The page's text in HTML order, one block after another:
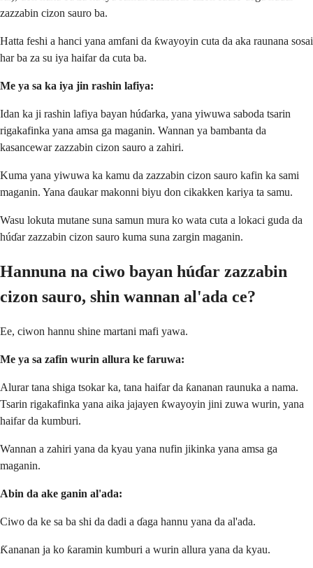
zazzabin cizon sauro ba.
Hatta feshi a hanci yana amfani da ƙwayoyin cuta da aka raunana sosai
har ba za su iya haifar da cuta ba.
Me ya sa ka iya jin rashin lafiya:
Idan ka ji rashin lafiya bayan húɗarka, yana yiwuwa saboda tsarin
rigakafinka yana amsa ga maganin. Wannan ya bambanta da
kasancewar zazzabin cizon sauro a zahiri.
Kuma yana yiwuwa ka kamu da zazzabin cizon sauro kafin ka sami
maganin. Yana ɗaukar makonni biyu don cikakken kariya ta samu.
Wasu lokuta mutane suna samun mura ko wata cuta a lokaci guda da
húɗar zazzabin cizon sauro kuma suna zargin maganin.
Hannuna na ciwo bayan húɗar zazzabin
cizon sauro, shin wannan al'ada ce?
Ee, ciwon hannu shine martani mafi yawa.
Me ya sa zafin wurin allura ke faruwa:
Alurar tana shiga tsokar ka, tana haifar da ƙananan raunuka a nama.
Tsarin rigakafinka yana aika jajayen ƙwayoyin jini zuwa wurin, yana
haifar da kumburi.
Wannan a zahiri yana da kyau yana nufin jikinka yana amsa ga
maganin.
Abin da ake ganin al'ada:
Ciwo da ke sa ba shi da dadi a ɗaga hannu yana da al'ada.
Ƙananan ja ko ƙaramin kumburi a wurin allura yana da kyau.